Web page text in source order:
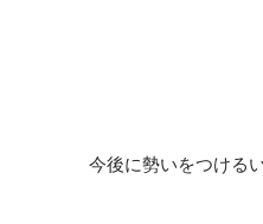
今後に勢いをつける